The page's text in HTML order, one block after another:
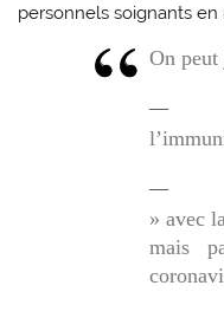
personnels soignants
On peut
» avec
mais